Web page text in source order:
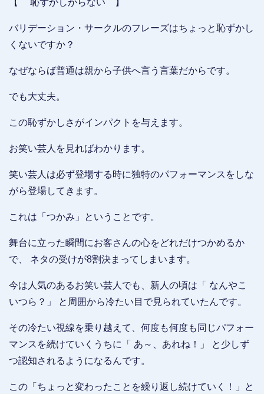
【 恥ずかしがらない 】
バリデーション・サークルのフレーズはちょっと恥ずかし
くないですか？
なぜならば普通は親から子供へ言う言葉だからです。
でも大丈夫。
この恥ずかしさがインパクトを与えます。
お笑い芸人を見ればわかります。
笑い芸人は必ず登場する時に独特のパフォーマンスをしな
がら登場してきます。
これは「つかみ」ということです。
舞台に立った瞬間にお客さんの心をどれだけつかめるか
で、 ネタの受けが8割決まってしまいます。
今は人気のあるお笑い芸人でも、新人の頃は「 なんやこ
いつら？」 と周囲から冷たい目で見られていたんです。
その冷たい視線を乗り越えて、何度も何度も同じパフォー
マンスを続けていくうちに「 あ～、あれね！」 と少しず
つ認知されるようになるんです。
この「ちょっと変わったことを繰り返し続けていく！」と